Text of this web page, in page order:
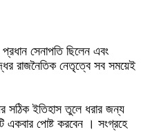
সেনাপতি ছিলেন এবং
রাজনৈতিক নেতৃত্বে সব সময়েই
সঠিক ইতিহাস তুলে ধরার জন্য
পোষ্ট করবেন । সংগ্রহে